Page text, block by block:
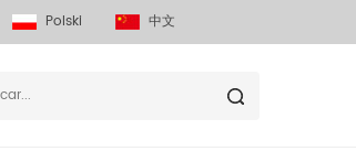
Polski 中文